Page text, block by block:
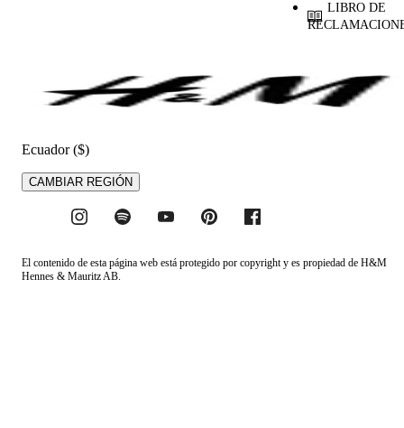
LIBRO DE
Ecuador ($)
CAMBIAR REGIÓN
El contenido de esta página web está protegido por copyright y es propiedad de H&M
Hennes & Mauritz AB.